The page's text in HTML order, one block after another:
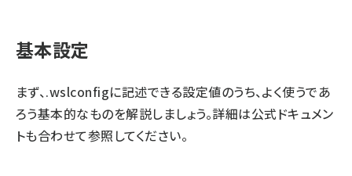
基本設定
まず、.wslconfigに記述できる設定値のうち、よく使うであ
ろう基本的なものを解説しましょう。詳細は公式ドキュメン
トも合わせて参照してください。